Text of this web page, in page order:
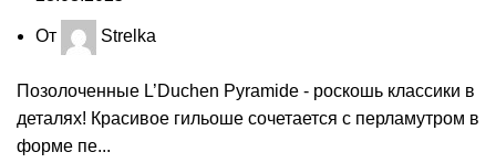
От Strelka
Позолоченные L’Duchen Pyramide - роскошь классики в
деталях! Красивое гильоше сочетается с перламутром в
форме пе...